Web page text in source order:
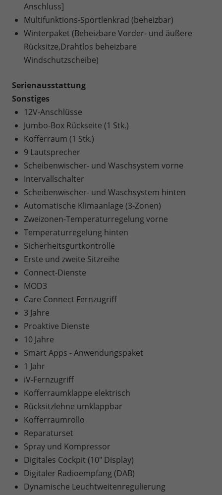
Anschluss]
Multifunktions-Sportlenkrad (beheizbar)
Winterpaket (Beheizbare Vorder- und äußere
Rücksitze,Drahtlos beheizbare
Windschutzscheibe)
Serienausstattung
Sonstiges
12V-Anschlüsse
Jumbo-Box Rückseite (1 Stk.)
Kofferraum (1 Stk.)
9 Lautsprecher
Scheibenwischer- und Waschsystem vorne
Intervallschalter
Scheibenwischer- und Waschsystem hinten
Automatische Klimaanlage (3-Zonen)
Zweizonen-Temperaturregelung vorne
Temperaturregelung hinten
Sicherheitsgurtkontrolle
Erste und zweite Sitzreihe
Connect-Dienste
MOD3
Care Connect Fernzugriff
3 Jahre
Proaktive Dienste
10 Jahre
Smart Apps - Anwendungspaket
1 Jahr
iV-Fernzugriff
Kofferraumklappe elektrisch
Rücksitzlehne umklappbar
Kofferraumrollo
Reparaturset
Spray und Kompressor
Digitales Cockpit (10" Display)
Digitaler Radioempfang (DAB)
Dynamische Leuchtweitenregulierung